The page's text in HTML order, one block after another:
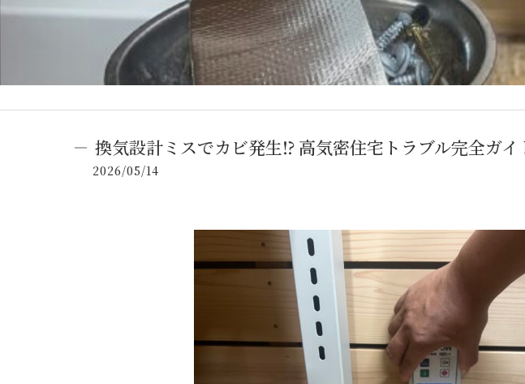
換気設計ミスでカビ発生⁉ 高気密住宅トラブル完全ガイ
2026/05/14